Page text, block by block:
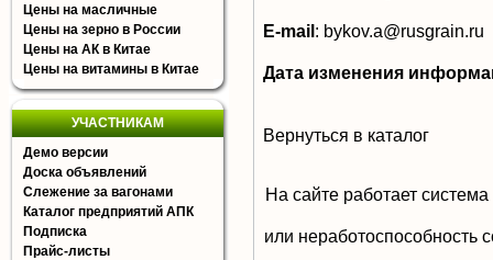
Цены на масличные
Цены на зерно в России
Цены на АК в Китае
Цены на витамины в Китае
УЧАСТНИКАМ
Демо версии
Доска объявлений
Слежение за вагонами
Каталог предприятий АПК
Подписка
Прайс-листы
E-mail: bykov.a@rusgrain.ru
Дата изменения
Вернуться в каталог
На сайте работает
или неработоспособность